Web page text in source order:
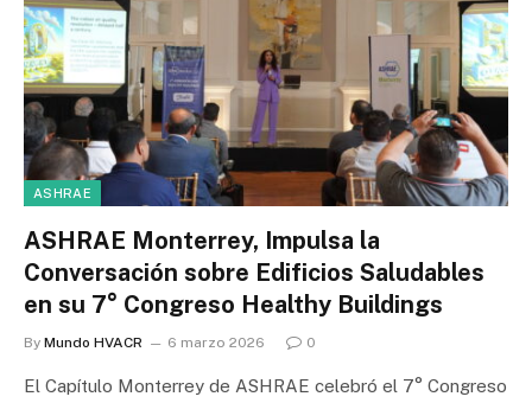
ASHRAE
ASHRAE Monterrey, Impulsa la
Conversación sobre Edificios Saludables
en su 7° Congreso Healthy Buildings
By Mundo HVACR 6 marzo 2026 0
El Capítulo Monterrey de ASHRAE celebró el 7° Congreso